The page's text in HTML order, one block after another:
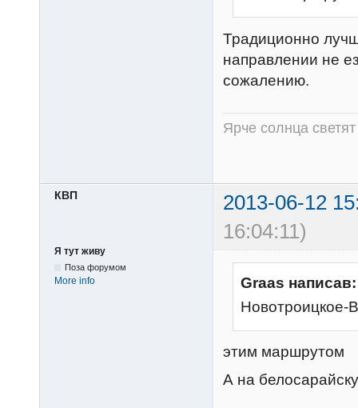
Традиционно
направлении не
сожалению.
Ярче солнца
КВП
2013-06-12
16:04:11)
Я тут живу
Поза форумом
More info
Graas написав:
Новотроицкое-
этим маршрутом
А на